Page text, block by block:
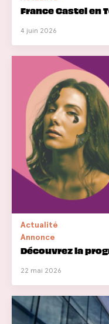
France Castel en
4 juin 2026
Actualité
Annonce
Découvrez la
22 mai 2026